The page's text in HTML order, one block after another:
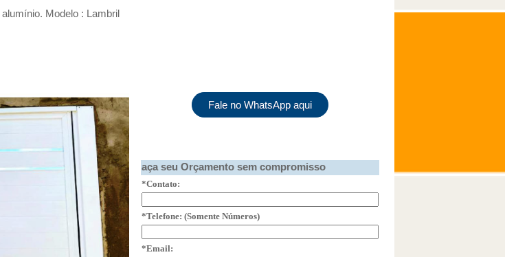
Modelo : Lambril
Fale no WhatsApp aqui
Faça seu Orçamento sem compromisso
*Contato:
*Telefone: (Somente Números)
*Email: